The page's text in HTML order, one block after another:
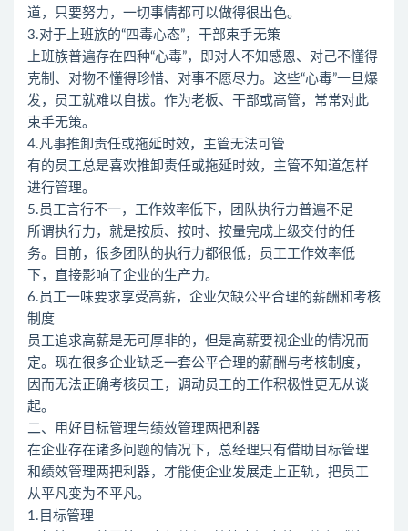
道，只要努力，一切事情都可以做得很出色。
3.对于上班族的“四毒心态”，干部束手无策
上班族普遍存在四种“心毒”，即对人不知感恩、对己不懂得
克制、对物不懂得珍惜、对事不愿尽力。这些“心毒”一旦爆
发，员工就难以自拔。作为老板、干部或高管，常常对此
束手无策。
4.凡事推卸责任或拖延时效，主管无法可管
有的员工总是喜欢推卸责任或拖延时效，主管不知道怎样
进行管理。
5.员工言行不一，工作效率低下，团队执行力普遍不足
所谓执行力，就是按质、按时、按量完成上级交付的任
务。目前，很多团队的执行力都很低，员工工作效率低
下，直接影响了企业的生产力。
6.员工一味要求享受高薪，企业欠缺公平合理的薪酬和考核
制度
员工追求高薪是无可厚非的，但是高薪要视企业的情况而
定。现在很多企业缺乏一套公平合理的薪酬与考核制度，
因而无法正确考核员工，调动员工的工作积极性更无从谈
起。
二、用好目标管理与绩效管理两把利器
在企业存在诸多问题的情况下，总经理只有借助目标管理
和绩效管理两把利器，才能使企业发展走上正轨，把员工
从平凡变为不平凡。
1.目标管理